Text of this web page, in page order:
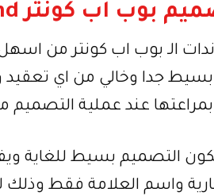
الـ بوب اب كونتر من
بسيط جدا وخالي من اي
عند عملية التصميم
التصميم بسيط للغاية
واسم العلامة فقط